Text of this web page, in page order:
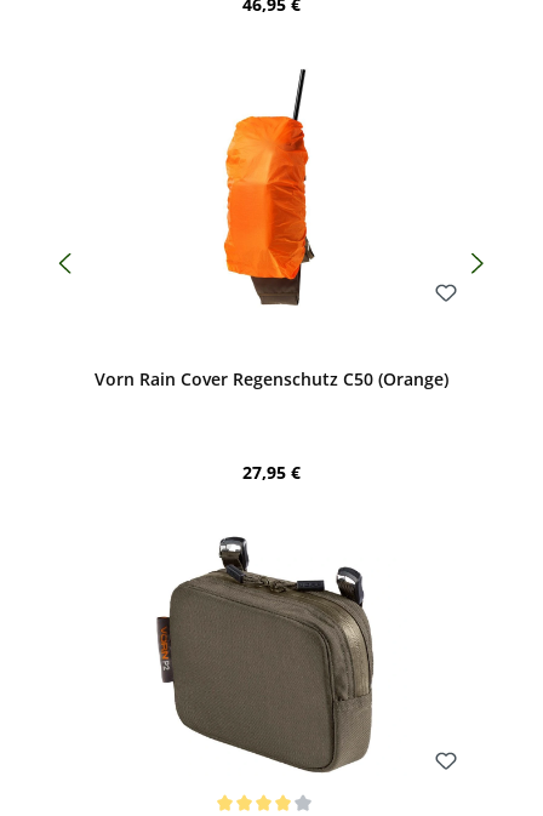
Vorn Rain Cover Regenschutz C50 (Orange)
Regulärer Preis:
27,95 €